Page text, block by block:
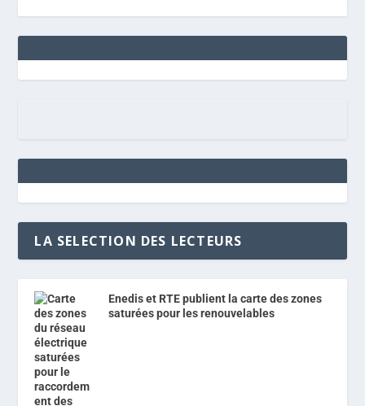
LA SELECTION DES LECTEURS
Enedis et RTE publient la carte des zones
saturées pour les renouvelables